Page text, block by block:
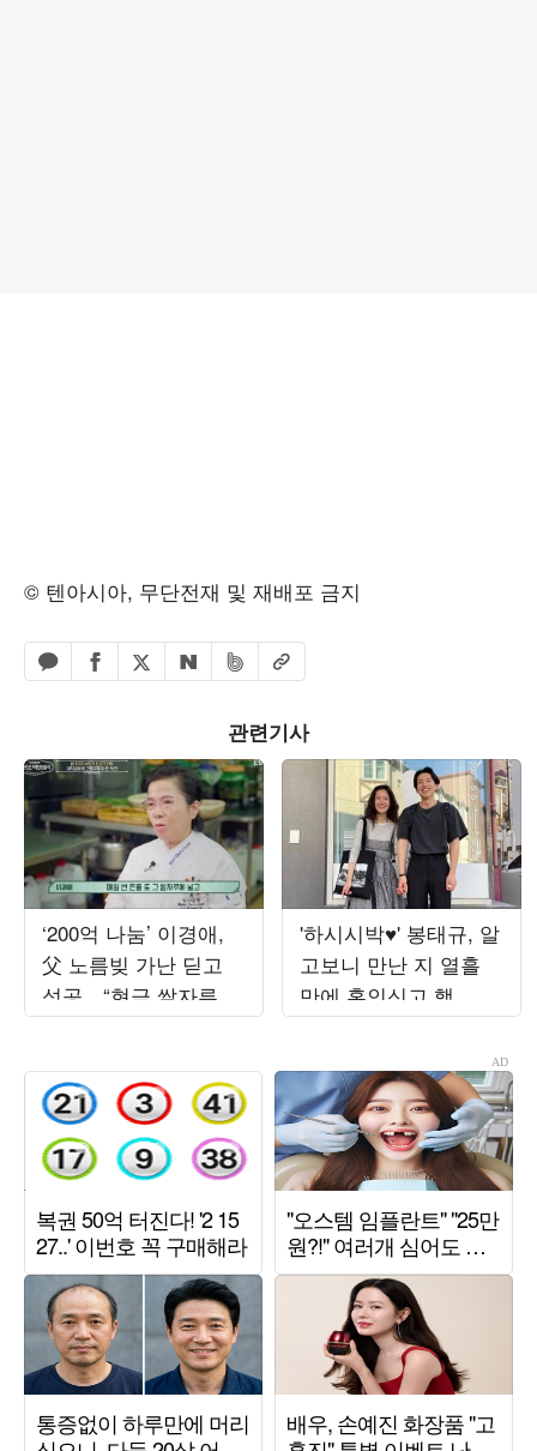
© 텐아시아, 무단전재 및 재배포 금지
카카오톡 공유하기
페이스북 공유하기
엑스 공유하기
네이버 공유하기
밴드 공유하기
URL복사
관련기사
‘200억 나눔’ 이경애,
父 노름빚 가난 딛고
성공…“현금 쌀자루에
넣어 베고 자” (‘백만장
'하시시박♥' 봉태규, 알
고보니 만난 지 열흘
만에 혼인신고 했
다…"첫사랑과 결혼"